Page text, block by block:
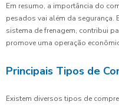
Em resumo, a importância do
pesados vai além da segurança.
sistema de frenagem, contribui
promove uma operação
Principais Tipos de
Existem diversos tipos de